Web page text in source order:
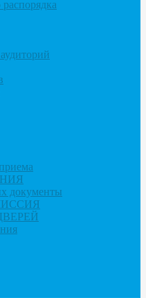
документы